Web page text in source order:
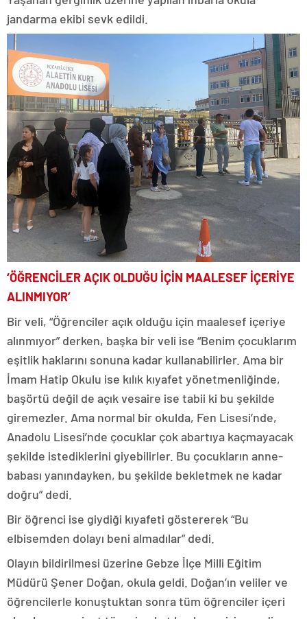
jandarma ekibi sevk edildi.
‘ÖĞRENCİLER AÇIK OLDUĞU İÇİN MAALESEF İÇERİYE
ALINMIYOR’
Bir veli, “Öğrenciler açık olduğu için maalesef içeriye
alınmıyor” derken, başka bir veli ise “Benim çocuklarım
eşitlik haklarını sonuna kadar kullanabilirler. Ama bir
İmam Hatip Okulu ise kılık kıyafet yönetmenliğinde,
başörtü değil de açık vesaire ise tabii ki bu şekilde
giremezler. Ama normal bir okulda, Fen Lisesi’nde,
Anadolu Lisesi’nde çocuklar çok abartıya kaçmayacak
şekilde istediklerini giyebilirler. Bu çocukların anne-
babası yanındayken, bu şekilde bekletmek ne kadar
doğru” dedi.
Bir öğrenci ise giydiği kıyafeti göstererek “Bu
elbisemden dolayı beni almadılar” dedi.
Olayın bildirilmesi üzerine Gebze İlçe Milli Eğitim
Müdürü Şener Doğan, okula geldi. Doğan’ın veliler ve
öğrencilerle konuştuktan sonra tüm öğrenciler içeri